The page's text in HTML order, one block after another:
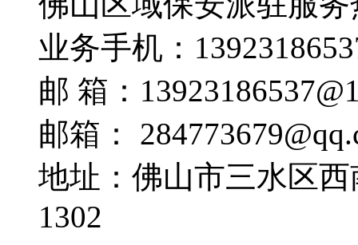
业务手机：
邮 箱：
邮箱：
地址：佛山市三水区
1302